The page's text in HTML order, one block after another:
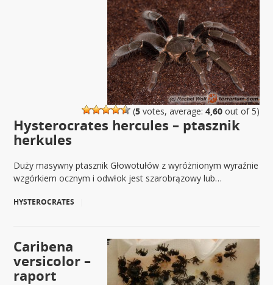
(5votes, average: 4,60out of 5)
Hysterocrates hercules – ptasznik
herkules
Duży masywny ptasznik Głowotułów z wyróżnionym wyraźnie
wzgórkiem ocznym i odwłok jest szarobrązowy lub…
HYSTEROCRATES
Caribena
versicolor –
raport